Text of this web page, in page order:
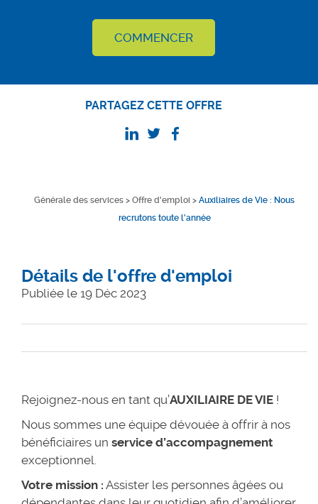
COMMENCER
PARTAGEZ CETTE OFFRE
Générale des services > Offre d'emploi > Auxiliaires de Vie : Nous
recrutons toute l’année
Détails de l'offre d'emploi
Publiée le 19 Déc 2023
Rejoignez-nous en tant qu’AUXILIAIRE DE VIE !
Nous sommes une équipe dévouée à offrir à nos
bénéficiaires un service d’accompagnement
exceptionnel.
Votre mission : Assister les personnes âgées ou